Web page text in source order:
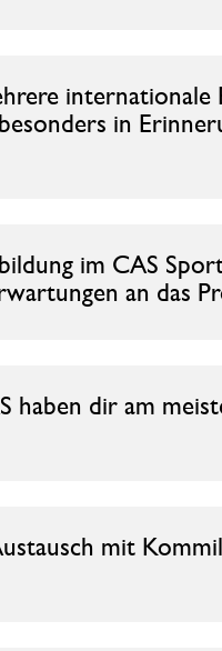
internationale
in
im CAS
an das
haben dir am
mit